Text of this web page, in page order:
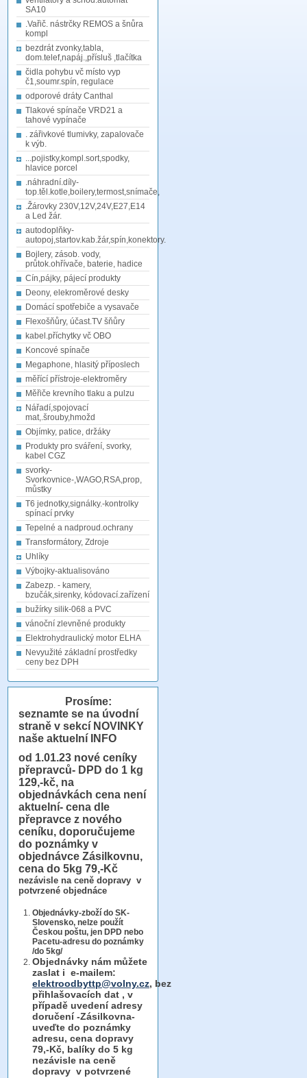
SA10
.Vařič. nástrčky REMOS a šnůra
kompl
bezdrát zvonky,tabla,
dom.telef,napáj.,přísluš ,tlačítka
čidla pohybu vč místo vyp
č1,soumr.spín, regulace
odporové dráty Canthal
Tlakové spínače VRD21 a
tahové vypínače
. zářivkové tlumivky, zapalovače
k výb.
...pojistky,kompl.sort,spodky,
hlavice porcel
.náhradní.díly-
top.těl.kotle,boilery,termost,snímače,
.Žárovky 230V,12V,24V,E27,E14
a Led žár.
autodoplňky-
autopoj,startov.kab.žár,spín,konektory.
Bojlery, zásob. vody,
průtok.ohřívače, baterie, hadice
Cín,pájky, pájecí produkty
Deony, elekroměrové desky
Domácí spotřebiče a vysavače
Flexošňůry, účast.TV šňůry
kabel.příchytky vč OBO
Koncové spínače
Megaphone, hlasitý příposlech
měřící přístroje-elektroměry
Měřiče krevního tlaku a pulzu
Nářadí,spojovací
mat,.šrouby,hmožd
Objímky, patice, držáky
Produkty pro sváření, svorky,
kabel CGZ
svorky-
Svorkovnice-,WAGO,RSA,prop,
můstky
T6 jednotky,signálky.-kontrolky
spínací prvky
Tepelné a nadproud.ochrany
Transformátory, Zdroje
Uhlíky
Výbojky-aktualisováno
Zabezp. - kamery,
bzučák,sirenky, kódovací.zařízení
bužírky silik-068 a PVC
vánoční zlevněné produkty
Elektrohydraulický motor ELHA
Nevyužité základní prostředky
ceny bez DPH
Prosíme:
seznamte se na úvodní
straně v sekcí NOVINKY
naše aktuelní INFO
od 1.01.23 nové ceníky
přepravců- DPD do 1 kg
129,-kč, na
objednávkách cena není
aktuelní- cena dle
přepravce z nového
ceníku, doporučujeme
do poznámky v
objednávce Zásilkovnu,
cena do 5kg 79,-Kč
nezávisle na ceně dopravy v
potvrzené objednáce
Objednávky-zboží do SK-
Slovensko, nelze použít
Českou poštu, jen DPD nebo
Pacetu-adresu do poznámky
/do 5kg/
Objednávky nám můžete
zaslat i e-mailem:
elektroodbyttp@volny.cz, bez
přihlašovacích dat , v
případě uvedení adresy
doručení -Zásilkovna-
uveďte do poznámky
adresu, cena dopravy
79,-Kč, balíky do 5 kg
nezávisle na ceně
dopravy v potvrzené